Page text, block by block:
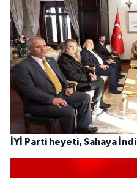
İYİ Parti heyeti, Sahaya İndi